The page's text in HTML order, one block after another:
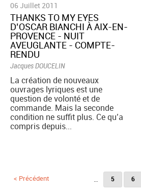
06 Juillet 2011
THANKS TO MY EYES
D’OSCAR BIANCHI À AIX-EN-
PROVENCE - NUIT
AVEUGLANTE - COMPTE-
RENDU
Jacques DOUCELIN
La création de nouveaux
ouvrages lyriques est une
question de volonté et de
commande. Mais la seconde
condition ne suffit plus. Ce qu’a
compris depuis...
< Précédent 5 6